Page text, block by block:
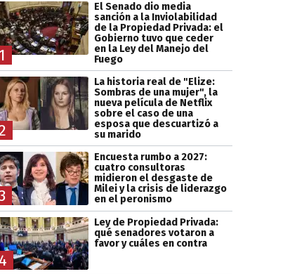
1
El Senado dio media
sanción a la Inviolabilidad
de la Propiedad Privada: el
Gobierno tuvo que ceder
en la Ley del Manejo del
Fuego
La historia real de "Elize:
Sombras de una mujer", la
nueva película de Netflix
sobre el caso de una
esposa que descuartizó a
su marido
Encuesta rumbo a 2027:
cuatro consultoras
midieron el desgaste de
Milei y la crisis de liderazgo
en el peronismo
4
Ley de Propiedad Privada:
qué senadores votaron a
favor y cuáles en contra